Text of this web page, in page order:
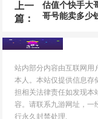
上一
篇：
估值个快手大
哥号能卖多少
站内部分内容由互联网用
本人。本站仅提供信息存
担相关法律责任如发现本
容。请联系九游网址，一
行永久封禁处理.